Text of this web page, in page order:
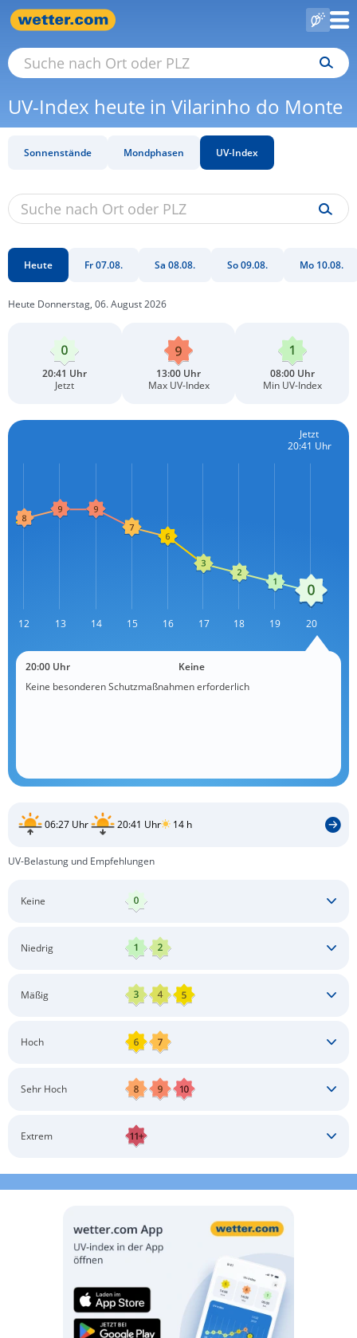
UV-Index heute in Vilarinho do Monte
Sonnenstände Mondphasen UV-Index
Heute Fr 07.08. Sa 08.08. So 09.08. Mo 10.08.
Heute Donnerstag, 06. August 2026
20:41 Uhr
Jetzt
13:00 Uhr
Max UV-Index
08:00 Uhr
Min UV-Index
Jetzt
20:41 Uhr
12 13 14 15 16 17 18 19 20
20:00 Uhr
Keine
Keine besonderen Schutzmaßnahmen erforderlich
06:27 Uhr 20:41 Uhr 14 h
UV-Belastung und Empfehlungen
Keine
Niedrig
Mäßig
Langärmlige Bekleidung
Hoch
Langärmlige Bekleidung
Sonnenbrille
Sehr Hoch
Langärmlige Bekleidung
Extrem